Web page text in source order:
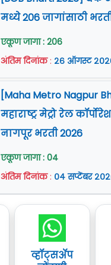
मध्ये 206 जागांसाठी
एकूण जागा : 206
अंतिम दिनांक: २६ ऑगस्ट
[Maha Metro Nagpur
महाराष्ट्र मेट्रो रेल
नागपूर भरती 2026
एकूण जागा : 04
अंतिम दिनांक: ०४ सप्टेंबर
व्हॉट्सॲप